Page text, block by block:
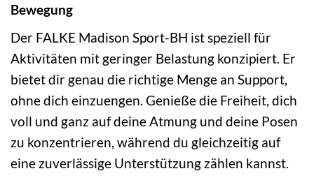
Bewegung
Der FALKE Madison Sport-BH ist speziell für
Aktivitäten mit geringer Belastung konzipiert. Er
bietet dir genau die richtige Menge an Support,
ohne dich einzuengen. Genieße die Freiheit, dich
voll und ganz auf deine Atmung und deine Posen
zu konzentrieren, während du gleichzeitig auf
eine zuverlässige Unterstützung zählen kannst.